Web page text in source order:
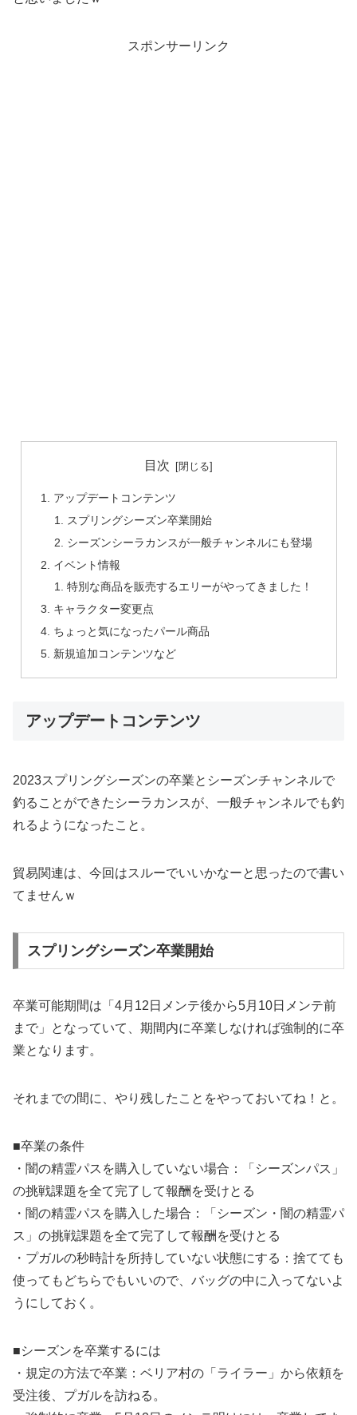
スポンサーリンク
目次
アップデートコンテンツ
スプリングシーズン卒業開始
シーズンシーラカンスが一般チャンネルにも登場
イベント情報
特別な商品を販売するエリーがやってきました！
キャラクター変更点
ちょっと気になったパール商品
新規追加コンテンツなど
アップデートコンテンツ
2023スプリングシーズンの卒業とシーズンチャンネルで
釣ることができたシーラカンスが、一般チャンネルでも釣
れるようになったこと。
貿易関連は、今回はスルーでいいかなーと思ったので書い
てませんｗ
スプリングシーズン卒業開始
卒業可能期間は「4月12日メンテ後から5月10日メンテ前
まで」となっていて、期間内に卒業しなければ強制的に卒
業となります。
それまでの間に、やり残したことをやっておいてね！と。
■卒業の条件
・闇の精霊パスを購入していない場合：「シーズンパス」
の挑戦課題を全て完了して報酬を受けとる
・闇の精霊パスを購入した場合：「シーズン・闇の精霊パ
ス」の挑戦課題を全て完了して報酬を受けとる
・プガルの秒時計を所持していない状態にする：捨てても
使ってもどちらでもいいので、バッグの中に入ってないよ
うにしておく。
■シーズンを卒業するには
・規定の方法で卒業：ベリア村の「ライラー」から依頼を
受注後、プガルを訪ねる。